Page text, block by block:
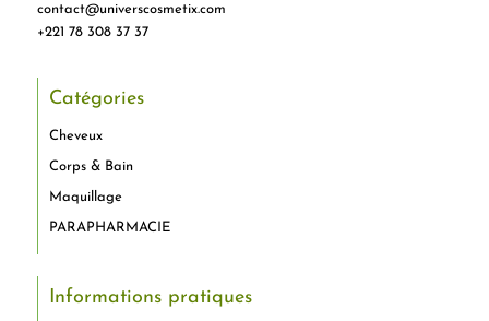
contact@universcosmetix.com
+221 78 308 37 37
Catégories
Cheveux
Corps & Bain
Maquillage
PARAPHARMACIE
Informations pratiques